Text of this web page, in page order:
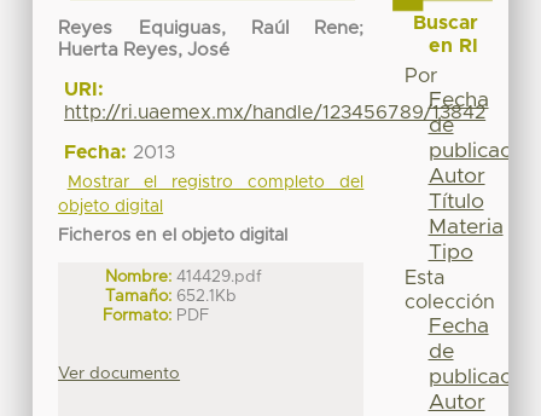
Reyes Equiguas, Raúl Rene;
Huerta Reyes, José
URI:
http://ri.uaemex.mx/handle/123456789/13842
Fecha: 2013
Mostrar el registro completo del
objeto digital
Ficheros en el objeto digital
Nombre: 414429.pdf
Tamaño: 652.1Kb
Formato: PDF
Ver documento
Buscar
en RI
Por
Fecha
de
publicación
Autor
Título
Materia
Tipo
Esta
colección
Fecha
de
publicación
Autor